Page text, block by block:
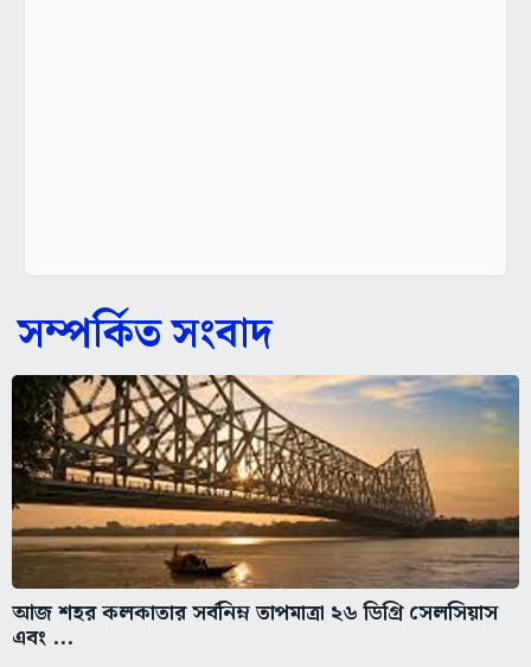
সম্পর্কিত সংবাদ
আজ শহর কলকাতার সর্বনিম্ন তাপমাত্রা ২৬ ডিগ্রি সেলসিয়াস
এবং ...